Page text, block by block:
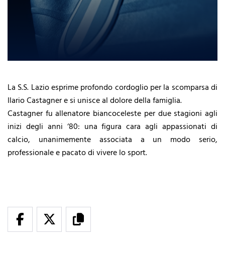
La S.S. Lazio esprime profondo cordoglio per la scomparsa di
Ilario Castagner e si unisce al dolore della famiglia.
Castagner fu allenatore biancoceleste per due stagioni agli
inizi degli anni ‘80: una figura cara agli appassionati di
calcio, unanimemente associata a un modo serio,
professionale e pacato di vivere lo sport.